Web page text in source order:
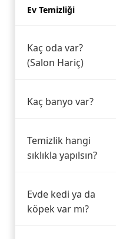
Ev Temizliği
Kaç oda var?
(Salon Hariç)
Kaç banyo var?
Temizlik hangi
sıklıkla yapılsın?
Evde kedi ya da
köpek var mı?